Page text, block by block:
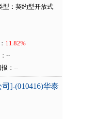
型：契约型开放式
11.82%
--
报：--
]-(010416)华泰